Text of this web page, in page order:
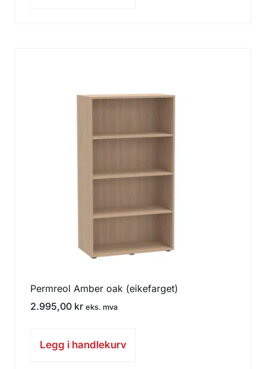
Permreol Amber oak (eikefarget)
2.995,00 kr eks. mva
Legg i handlekurv